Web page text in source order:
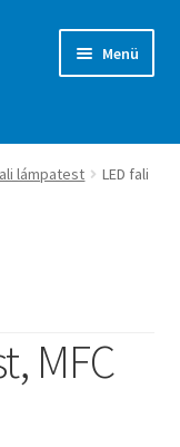
Menü
lámpatest
LED fali
MFC